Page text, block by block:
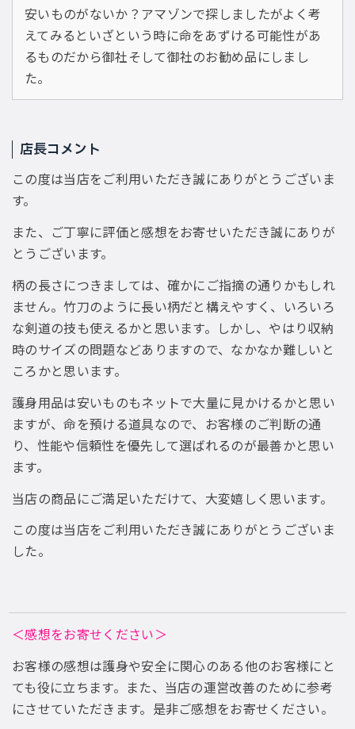
安いものがないか？アマゾンで探しましたがよく考
えてみるといざという時に命をあずける可能性があ
るものだから御社そして御社のお勧め品にしまし
た。
店長コメント
この度は当店をご利用いただき誠にありがとうございま
す。
また、ご丁寧に評価と感想をお寄せいただき誠にありが
とうございます。
柄の長さにつきましては、確かにご指摘の通りかもしれ
ません。竹刀のように長い柄だと構えやすく、いろいろ
な剣道の技も使えるかと思います。しかし、やはり収納
時のサイズの問題などありますので、なかなか難しいと
ころかと思います。
護身用品は安いものもネットで大量に見かけるかと思い
ますが、命を預ける道具なので、お客様のご判断の通
り、性能や信頼性を優先して選ばれるのが最善かと思い
ます。
当店の商品にご満足いただけて、大変嬉しく思います。
この度は当店をご利用いただき誠にありがとうございま
した。
＜感想をお寄せください＞
お客様の感想は護身や安全に関心のある他のお客様にと
ても役に立ちます。また、当店の運営改善のために参考
にさせていただきます。是非ご感想をお寄せください。